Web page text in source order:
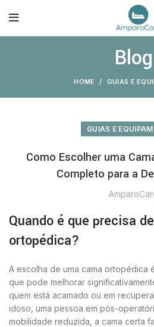
Blog
HOME GUIAS E
GUIAS E
Como Escolher uma
Completo para a
Quando é que precisa
ortopédica?
A escolha de uma cama ortopédica
que pode melhorar
quem está acamado ou em
idoso, uma pessoa em pós-
mobilidade reduzida, a cama certa